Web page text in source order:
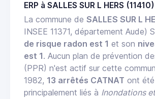
ERP à SALLES SUR L HERS
La commune de SALLES SUR L
INSEE 11371, département Aude)
de risque radon est 1 et son
est 1. Aucun plan de prévention
(PPR) n'est actif sur cette
1982, 13 arrêtés CATNAT ont été
principalement liés à Inondations